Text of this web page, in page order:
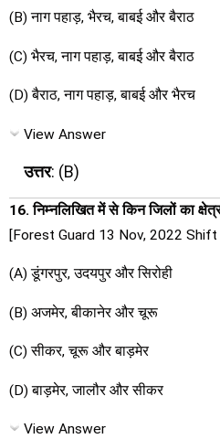
(B) नाग पहाड़, भैरच, बाबई और बैराठ
(C) भैरच, नाग पहाड़, बाबई और बैराठ
(D) बैराठ, नाग पहाड़, बाबई और भैरच
View Answer
उत्तर: (B)
16. निम्नलिखित में से किन जिलों का
[Forest Guard 13 Nov, 2022 Shift
(A) डूंगरपुर, उदयपुर और सिरोही
(B) अजमेर, बीकानेर और चूरू
(C) सीकर, चूरू और बाड़मेर
(D) बाड़मेर, जालौर और सीकर
View Answer